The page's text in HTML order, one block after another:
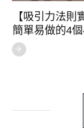
【吸引力法
簡單易做的4